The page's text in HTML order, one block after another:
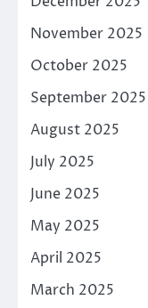
November 2025
October 2025
September 2025
August 2025
July 2025
June 2025
May 2025
April 2025
March 2025